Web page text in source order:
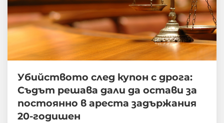
Убийството след купон с дрога:
Съдът решава дали да остави за
постоянно в ареста задържания
20-годишен